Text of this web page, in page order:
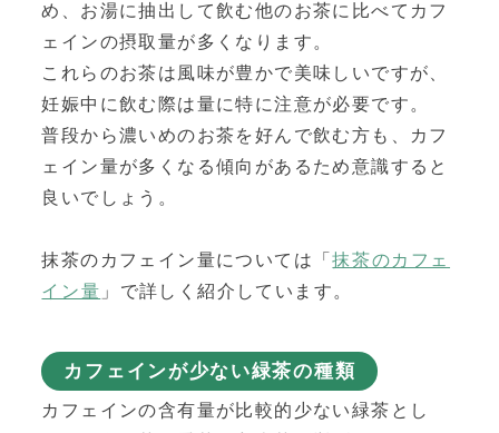
め、お湯に抽出して飲む他のお茶に比べてカフ
ェインの摂取量が多くなります。
これらのお茶は風味が豊かで美味しいですが、
妊娠中に飲む際は量に特に注意が必要です。
普段から濃いめのお茶を好んで飲む方も、カフ
ェイン量が多くなる傾向があるため意識すると
良いでしょう。
抹茶のカフェイン量については「抹茶のカフェ
イン量 」で詳しく紹介しています。
カフェインが少ない緑茶の種類
カフェインの含有量が比較的少ない緑茶とし